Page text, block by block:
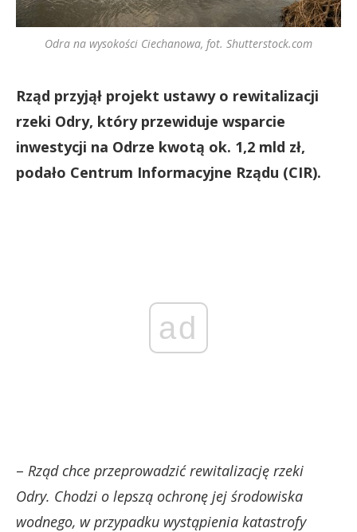
Odra na wysokości Ciechanowa, fot. Shutterstock.com
Rząd przyjął projekt ustawy o rewitalizacji
rzeki Odry, który przewiduje wsparcie
inwestycji na Odrze kwotą ok. 1,2 mld zł,
podało Centrum Informacyjne Rządu (CIR).
ad
– Rząd chce przeprowadzić rewitalizację rzeki
Odry. Chodzi o lepszą ochronę jej środowiska
wodnego, w przypadku wystąpienia katastrofy